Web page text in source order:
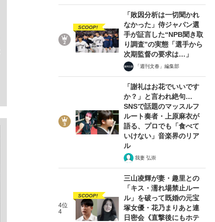
SCOOP!
「敗因分析は一切聞かれ
なかった」侍ジャパン選
手が証言した“NPB聞き取
り調査”の実態「選手から
次期監督の要求は…」
「週刊文春」編集部
「謝礼はお花でいいです
か？」と言われ絶句…
SNSで話題のマッスルフ
ルート奏者・上原麻衣が
語る、プロでも「食べて
いけない」音楽界のリア
ル
我妻 弘崇
4位
4
SCOOP!
三山凌輝が妻・趣里との
「キス・濡れ場禁止ルー
ル」を破って既婚の元宝
塚女優・花乃まりあと連
日密会《直撃後にもホテ